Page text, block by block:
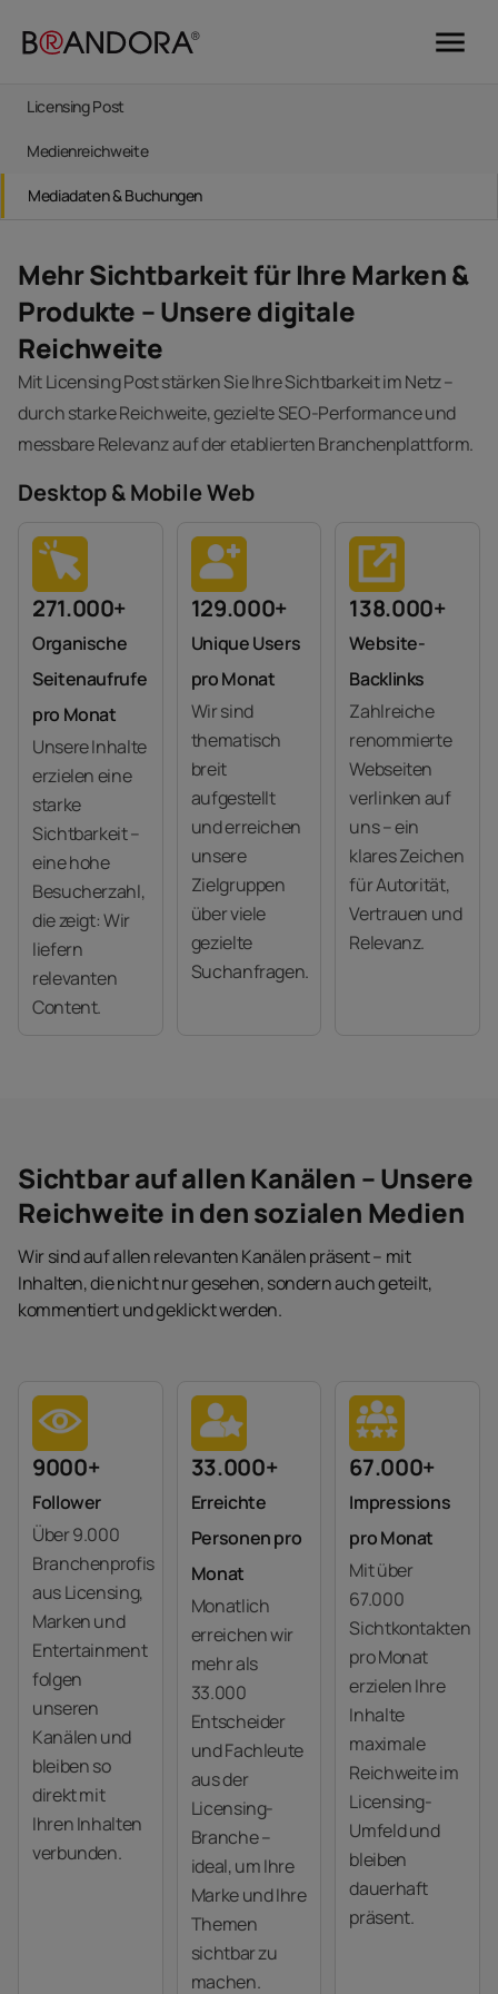
menu
Licensing Post
Medienreichweite
Mediadaten & Buchungen
Mehr Sichtbarkeit für Ihre Marken &
Produkte – Unsere digitale
Reichweite
Mit Licensing Post stärken Sie Ihre Sichtbarkeit im Netz –
durch starke Reichweite, gezielte SEO-Performance und
messbare Relevanz auf der etablierten Branchenplattform.
Desktop & Mobile Web
271.000+
Organische
Seitenaufrufe
pro Monat
Unsere Inhalte
erzielen eine
starke
Sichtbarkeit –
eine hohe
Besucherzahl,
die zeigt: Wir
liefern
relevanten
Content.
129.000+
Unique Users
pro Monat
Wir sind
thematisch
breit
aufgestellt
und erreichen
unsere
Zielgruppen
über viele
gezielte
Suchanfragen.
138.000+
Website-
Backlinks
Zahlreiche
renommierte
Webseiten
verlinken auf
uns – ein
klares Zeichen
für Autorität,
Vertrauen und
Relevanz.
Sichtbar auf allen Kanälen – Unsere
Reichweite in den sozialen Medien
Wir sind auf allen relevanten Kanälen präsent – mit
Inhalten, die nicht nur gesehen, sondern auch geteilt,
kommentiert und geklickt werden.
9000+
Follower
Über 9.000
Branchenprofis
aus Licensing,
Marken und
Entertainment
folgen
unseren
Kanälen und
bleiben so
direkt mit
Ihren Inhalten
verbunden.
33.000+
Erreichte
Personen pro
Monat
Monatlich
erreichen wir
mehr als
33.000
Entscheider
und Fachleute
aus der
Licensing-
Branche –
ideal, um Ihre
Marke und Ihre
Themen
sichtbar zu
machen.
67.000+
Impressions
pro Monat
Mit über
67.000
Sichtkontakten
pro Monat
erzielen Ihre
Inhalte
maximale
Reichweite im
Licensing-
Umfeld und
bleiben
dauerhaft
präsent.